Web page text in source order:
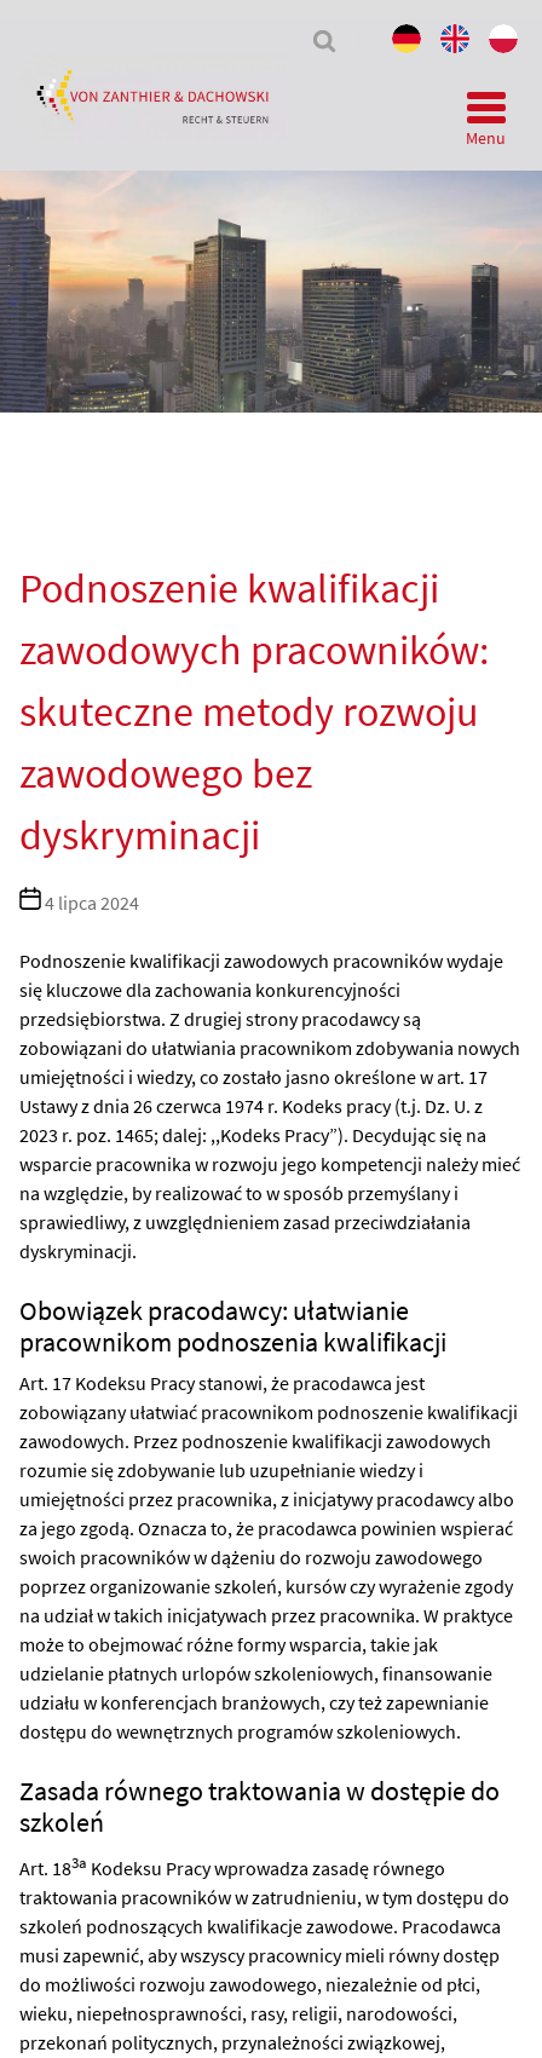
Menu
Podnoszenie kwalifikacji
zawodowych pracowników:
skuteczne metody rozwoju
zawodowego bez
dyskryminacji
Data4 lipca 2024
Podnoszenie kwalifikacji zawodowych pracowników wydaje
się kluczowe dla zachowania konkurencyjności
przedsiębiorstwa. Z drugiej strony pracodawcy są
zobowiązani do ułatwiania pracownikom zdobywania nowych
umiejętności i wiedzy, co zostało jasno określone w art. 17
Ustawy z dnia 26 czerwca 1974 r. Kodeks pracy (t.j. Dz. U. z
2023 r. poz. 1465; dalej: ,,Kodeks Pracy”). Decydując się na
wsparcie pracownika w rozwoju jego kompetencji należy mieć
na względzie, by realizować to w sposób przemyślany i
sprawiedliwy, z uwzględnieniem zasad przeciwdziałania
dyskryminacji.
Obowiązek pracodawcy: ułatwianie
pracownikom podnoszenia kwalifikacji
Art. 17 Kodeksu Pracy stanowi, że pracodawca jest
zobowiązany ułatwiać pracownikom podnoszenie kwalifikacji
zawodowych. Przez podnoszenie kwalifikacji zawodowych
rozumie się zdobywanie lub uzupełnianie wiedzy i
umiejętności przez pracownika, z inicjatywy pracodawcy albo
za jego zgodą. Oznacza to, że pracodawca powinien wspierać
swoich pracowników w dążeniu do rozwoju zawodowego
poprzez organizowanie szkoleń, kursów czy wyrażenie zgody
na udział w takich inicjatywach przez pracownika. W praktyce
może to obejmować różne formy wsparcia, takie jak
udzielanie płatnych urlopów szkoleniowych, finansowanie
udziału w konferencjach branżowych, czy też zapewnianie
dostępu do wewnętrznych programów szkoleniowych.
Zasada równego traktowania w dostępie do
szkoleń
Art. 183a Kodeksu Pracy wprowadza zasadę równego
traktowania pracowników w zatrudnieniu, w tym dostępu do
szkoleń podnoszących kwalifikacje zawodowe. Pracodawca
musi zapewnić, aby wszyscy pracownicy mieli równy dostęp
do możliwości rozwoju zawodowego, niezależnie od płci,
wieku, niepełnosprawności, rasy, religii, narodowości,
przekonań politycznych, przynależności związkowej,